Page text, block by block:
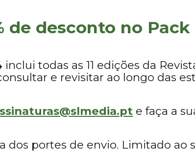
de desconto no
inclui todas as 11 edições da
e revisitar ao longo das
e faça a
dos portes de envio. Limitado ao